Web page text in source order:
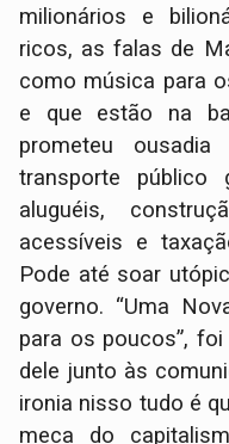
milionários e
ricos, as falas de
como música para
e que estão na
prometeu
transporte público
aluguéis,
acessíveis e
Pode até soar
governo. “Uma
para os poucos”,
dele junto às
ironia nisso tudo é
meca do